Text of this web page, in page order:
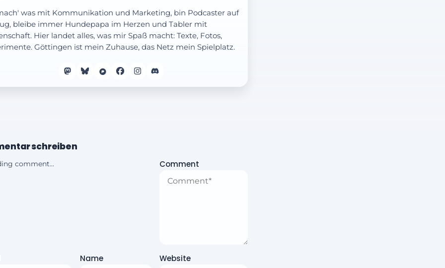
was mit Kommunikation und Marketing, bin Podcaster auf
bleibe immer Hundepapa im Herzen und Tabler mit
Hier landet alles, was mir Spaß macht: Texte, Fotos,
Göttingen ist mein Zuhause, das Netz mein Spielplatz.
schreiben
comment... Comment
Name Website